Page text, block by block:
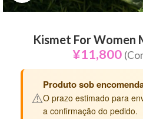
Kismet For Women
¥11,800
⚠️
Produto sob
O prazo estimado para
a confirmação do pedido.